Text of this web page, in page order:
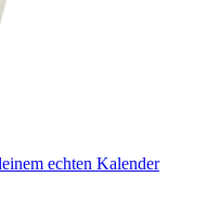
echten Kalender